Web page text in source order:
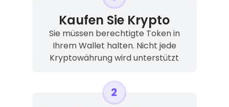
Kaufen Sie Krypto
Sie müssen berechtigte Token in
Ihrem Wallet halten. Nicht jede
Kryptowährung wird unterstützt